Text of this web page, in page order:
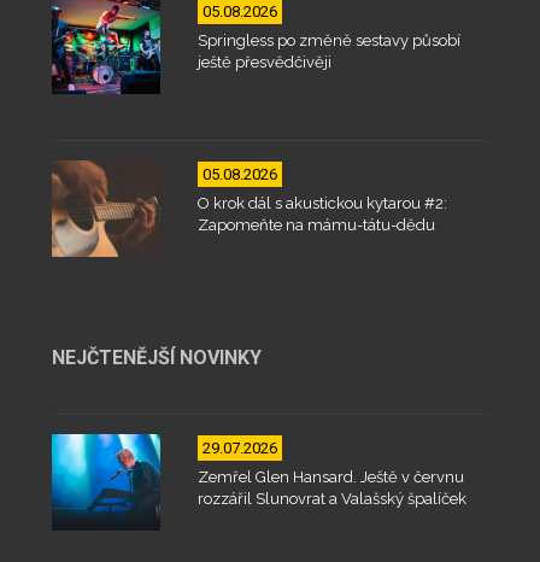
05.08.2026
Springless po změně sestavy působí
ještě přesvědčivěji
05.08.2026
O krok dál s akustickou kytarou #2:
Zapomeňte na mámu-tátu-dědu
NEJČTENĚJŠÍ NOVINKY
29.07.2026
Zemřel Glen Hansard. Ještě v červnu
rozzářil Slunovrat a Valašský špalíček